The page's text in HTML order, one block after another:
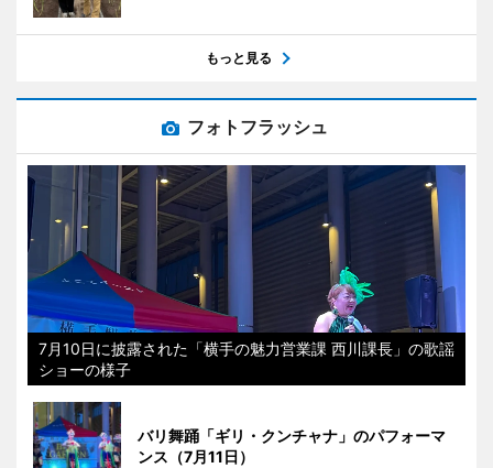
もっと見る
フォトフラッシュ
7月10日に披露された「横手の魅力営業課 西川課長」の歌謡
ショーの様子
バリ舞踊「ギリ・クンチャナ」のパフォーマ
ンス（7月11日）